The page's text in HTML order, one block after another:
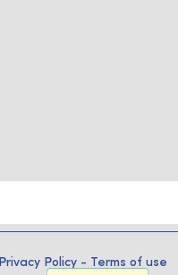
Privacy Policy - Terms of use